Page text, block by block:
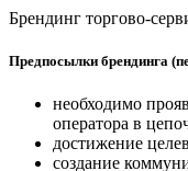
Брендинг торгово-
Предпосылки брендинга
необходимо
оператора в
достижение
создание